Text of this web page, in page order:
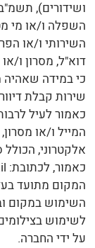
השפלה ו/או מי
השירותי ו/או
דוא"ל, מסרון ו/
כי במידה שאהיה
שירות קבלת
כאמור לעיל
המייל ו/או
אלקטרוני,
כאמור, לכתובת:
המקום מתועד
השימוש במקום
לשימוש
על ידי החברה.